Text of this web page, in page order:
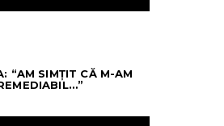
“AM SIMȚIT CĂ M-AM